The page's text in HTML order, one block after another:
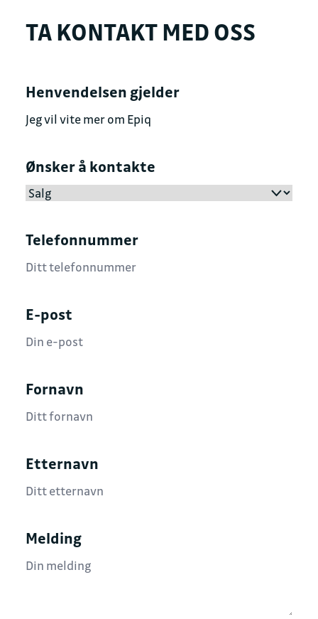
TA KONTAKT MED OSS
Henvendelsen gjelder
Ønsker å kontakte
Telefonnummer
E-post
Fornavn
Etternavn
Melding